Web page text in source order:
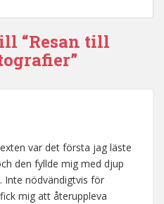
“Resan till
var det första jag läste
den fyllde mig med djup
Inte nödvändigtvis för
mig att återuppleva